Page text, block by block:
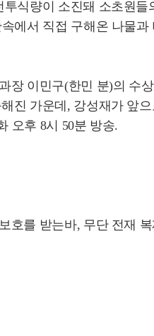
식량이 소진돼 소초원
에서 직접 구해온 나물
장 이민구(한민 분)의 수
진 가운데, 강성재가 앞
오후 8시 50분 방송.
호를 받는바, 무단 전재